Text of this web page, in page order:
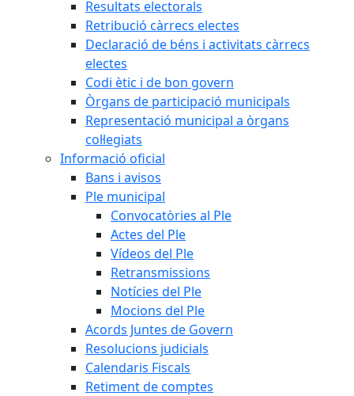
Resultats electorals
Retribució càrrecs electes
Declaració de béns i activitats càrrecs
electes
Codi ètic i de bon govern
Òrgans de participació municipals
Representació municipal a òrgans
col·legiats
Informació oficial
Bans i avisos
Ple municipal
Convocatòries al Ple
Actes del Ple
Vídeos del Ple
Retransmissions
Notícies del Ple
Mocions del Ple
Acords Juntes de Govern
Resolucions judicials
Calendaris Fiscals
Retiment de comptes